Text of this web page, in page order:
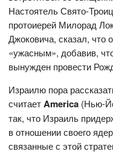
Настоятель Свято-
протоиерей Милорад
Джоковича, сказал, что
«ужасным», добавив,
вынужден провести
Израилю пора
считаетAmerica (Нью-
так, что Израиль
в отношении своего
связанные с этой